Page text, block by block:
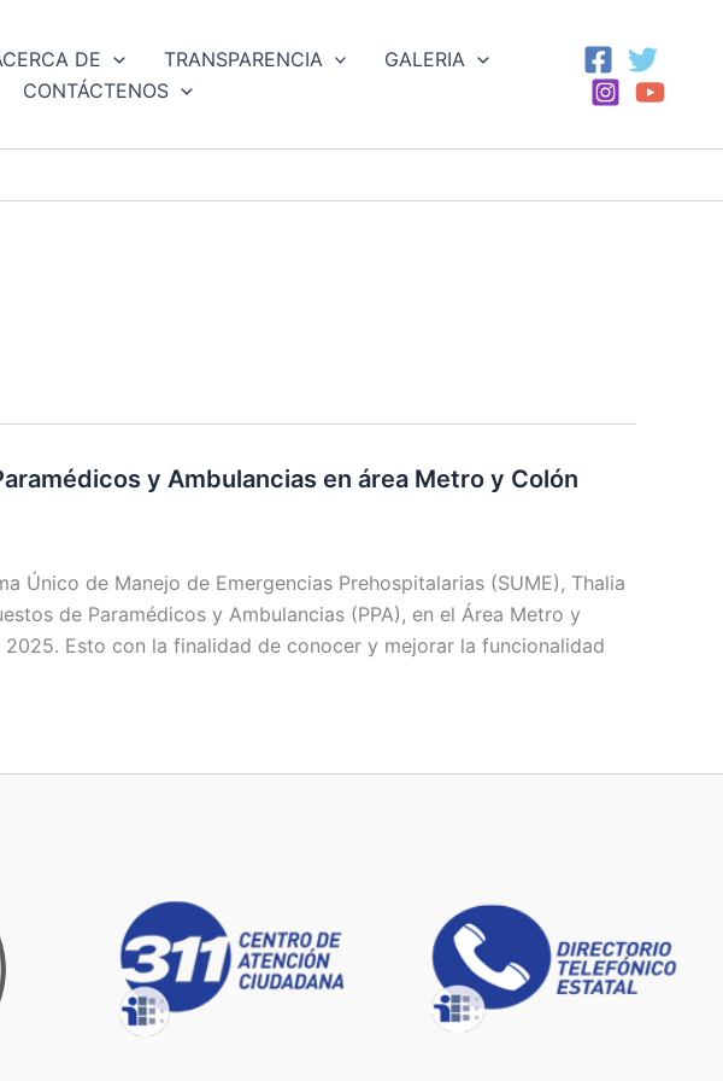
DE TRANSPARENCIA
GALERIA
CONTÁCTENOS
y Ambulancias en área Metro y Colón
Único de Manejo de Emergencias Prehospitalarias (SUME), Thalia
de Paramédicos y Ambulancias (PPA), en el Área Metro y
Esto con la finalidad de conocer y mejorar la funcionalidad